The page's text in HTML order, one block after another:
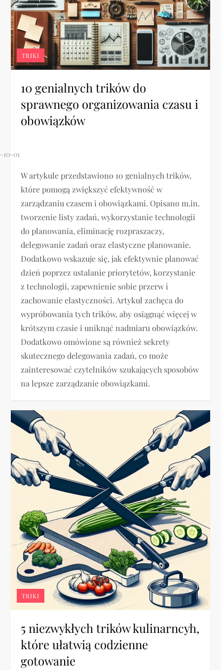
TRIKI
10 genialnych trików do
sprawnego organizowania czasu i
obowiązków
W artykule przedstawiono 10 genialnych trików,
które pomogą zwiększyć efektywność w
zarządzaniu czasem i obowiązkami. Opisano m.in.
tworzenie listy zadań, wykorzystanie technologii
do planowania, eliminację rozpraszaczy,
delegowanie zadań oraz elastyczne planowanie.
Dodatkowo wskazuje się, jak efektywnie planować
dzień poprzez ustalanie priorytetów, korzystanie
z technologii, zapewnienie sobie przerw i
zachowanie elastyczności. Artykuł zachęca do
wypróbowania tych trików, aby osiągnąć więcej w
krótszym czasie i uniknąć nadmiaru obowiązków.
Dodatkowo omówione są również sekrety
skutecznego delegowania zadań, co może
zainteresować czytelników szukających sposobów
na lepsze zarządzanie obowiązkami.
TRIKI
5 niezwykłych trików kulinarncyh,
które ułatwią codzienne
gotowanie